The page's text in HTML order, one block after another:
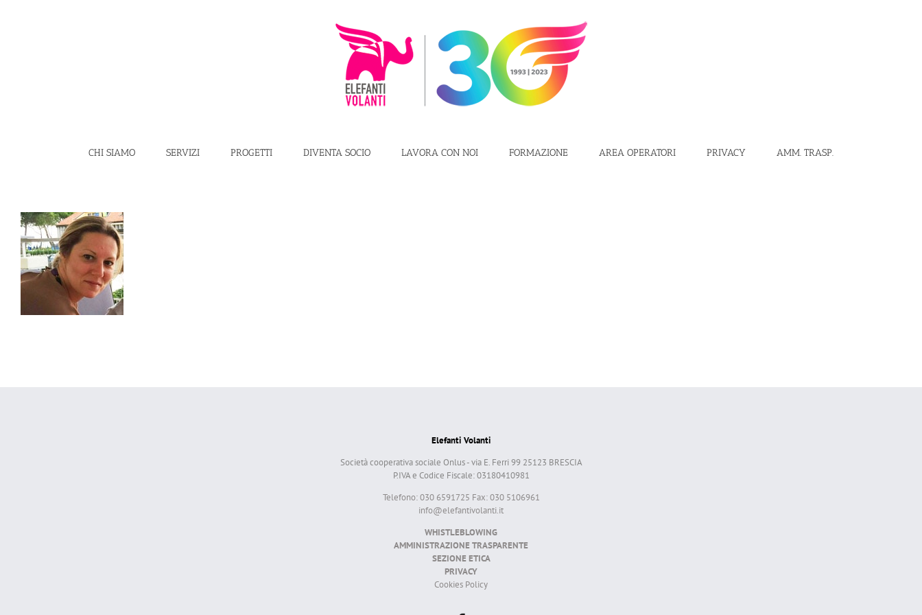
CHI SIAMO SERVIZI PROGETTI DIVENTA SOCIO LAVORA CON NOI FORMAZIONE AREA OPERATORI PRIVACY AMM. TRASP.
Elefanti Volanti
Società cooperativa sociale Onlus - via E. Ferri 99 25123 BRESCIA
P.IVA e Codice Fiscale: 03180410981
Telefono: 030 6591725 Fax: 030 5106961
info@elefantivolanti.it
WHISTLEBLOWING
AMMINISTRAZIONE TRASPARENTE
SEZIONE ETICA
PRIVACY
Cookies Policy